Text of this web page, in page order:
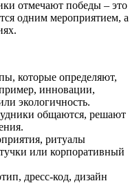
отмечают победы – это
одним мероприятием, а
которые определяют,
инновации,
экологичность.
общаются, решают
ритуалы
или корпоративный
дресс-код, дизайн